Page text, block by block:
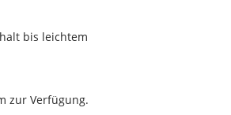
bis leichtem
zur Verfügung.